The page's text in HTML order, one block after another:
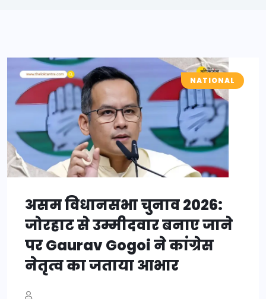
NATIONAL
असम विधानसभा चुनाव 2026:
जोरहाट से उम्मीदवार बनाए जाने
पर Gaurav Gogoi ने कांग्रेस
नेतृत्व का जताया आभार